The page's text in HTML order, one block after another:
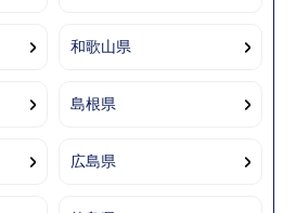
和歌山県
島根県
広島県